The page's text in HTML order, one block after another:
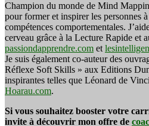
Champion du monde de Mind
pour former et inspirer les personnes
compétences comportementales.
cerveau grâce à la Lecture Rapide et
passiondapprendre.com et
Je suis également co-auteur des
Réflexe Soft Skills » aux Editions
inspirantes telles que Léonard de
Hoarau.com.
Si vous souhaitez booster votre
invite à découvrir mon offre de